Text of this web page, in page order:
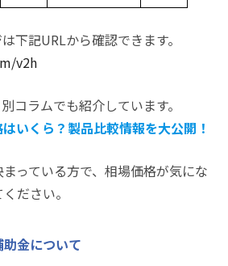
下記URLから確認できます。
v2h
コラムでも紹介しています。
いくら？製品比較情報を大公開！
っている方で、相場価格が気にな
ださい。
金について